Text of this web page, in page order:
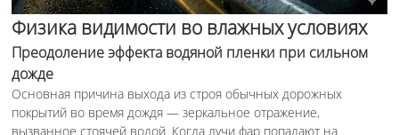
Физика видимости во влажных условиях
Преодоление эффекта водяной пленки при сильном
дожде
Основная причина выхода из строя обычных дорожных
покрытий во время дождя — зеркальное отражение,
вызванное стоячей водой. Когда лучи фар попадают на